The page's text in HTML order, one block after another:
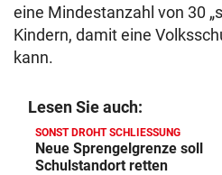
eine Mindestanzahl von 30
Kindern, damit eine
kann.
Lesen Sie auch:
SONST DROHT SCHLIESSUNG
Neue Sprengelgrenze soll
Schulstandort retten